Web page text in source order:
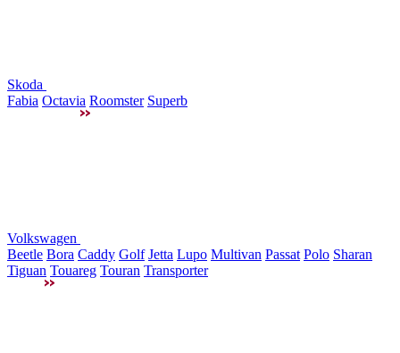
Skoda
Fabia Octavia Roomster Superb
Volkswagen
Beetle Bora Caddy Golf Jetta Lupo Multivan Passat Polo Sharan
Tiguan Touareg Touran Transporter